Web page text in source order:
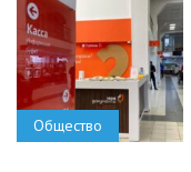
Общество